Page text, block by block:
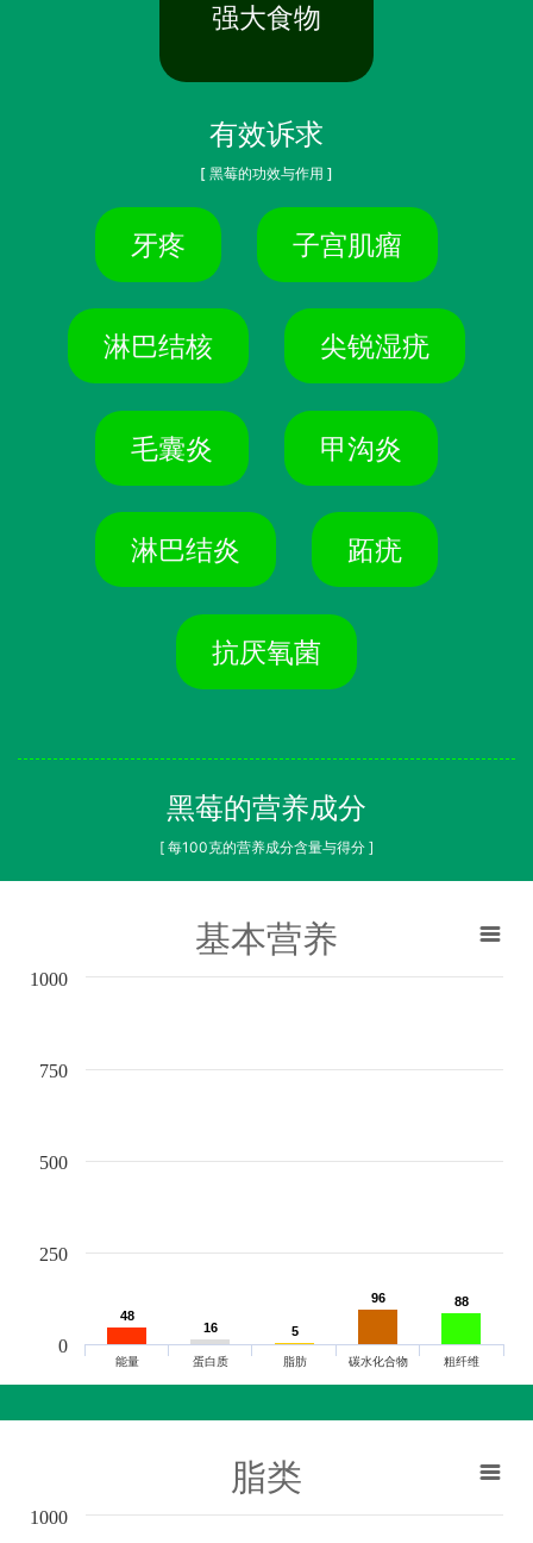
强大食物
有效诉求
[ 黑莓的功效与作用 ]
牙疼 子宫肌瘤
淋巴结核 尖锐湿疣
毛囊炎 甲沟炎
淋巴结炎 跖疣
抗厌氧菌
黑莓的营养成分
[ 每100克的营养成分含量与得分 ]
基本营养
48
48
16
16 5
5
96
96 88
88
能量 蛋白质 脂肪 碳水化合物 粗纤维
0
250
500
750
1000
脂类
1000